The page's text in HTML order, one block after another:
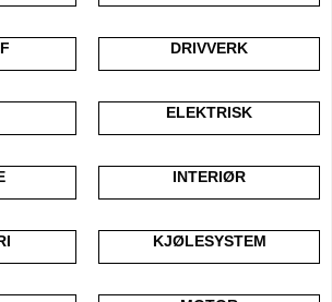
DRIVVERK
ELEKTRISK
INTERIØR
KJØLESYSTEM